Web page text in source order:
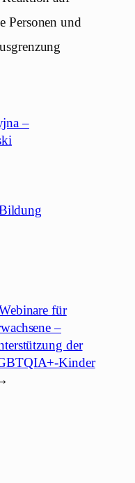
Personen und
–
für
–
der
Kinder